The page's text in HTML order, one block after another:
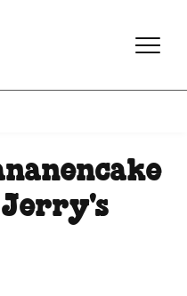
Jerry's